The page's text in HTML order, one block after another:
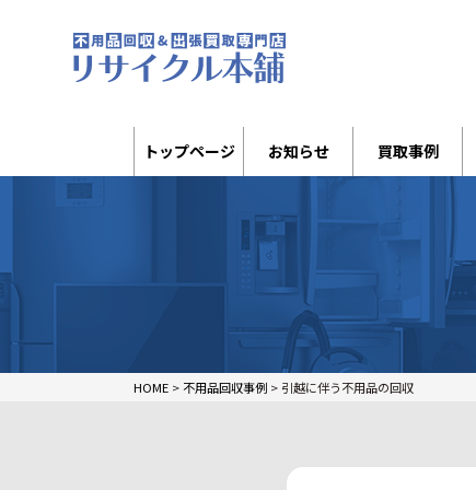
トップページ お知らせ 買取事例
HOME > 不用品回収事例 > 引越に伴う不用品の回収